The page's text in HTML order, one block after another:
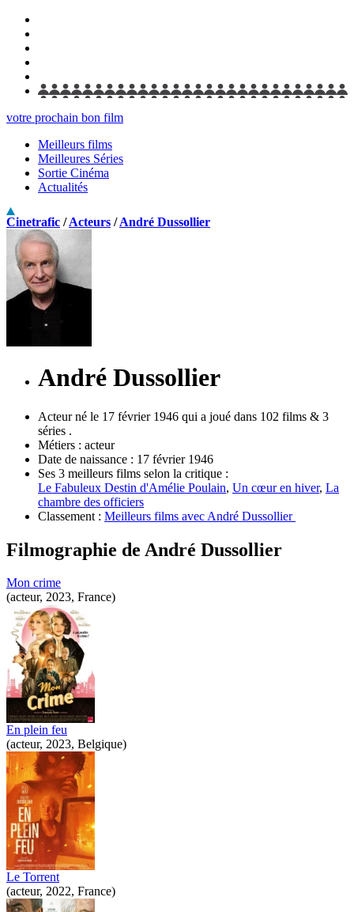
votre prochain bon film
Meilleurs films
Meilleures Séries
Sortie Cinéma
Actualités
Cinetrafic /Acteurs /André Dussollier
André Dussollier
Acteur né le 17 février 1946 qui a joué dans 102 films & 3
séries .
Métiers : acteur
Date de naissance : 17 février 1946
Ses 3 meilleurs films selon la critique :
Le Fabuleux Destin d'Amélie Poulain, Un cœur en hiver, La
chambre des officiers
Classement : Meilleurs films avec André Dussollier
Filmographie de André Dussollier
Mon crime
(acteur, 2023, France)
En plein feu
(acteur, 2023, Belgique)
Le Torrent
(acteur, 2022, France)